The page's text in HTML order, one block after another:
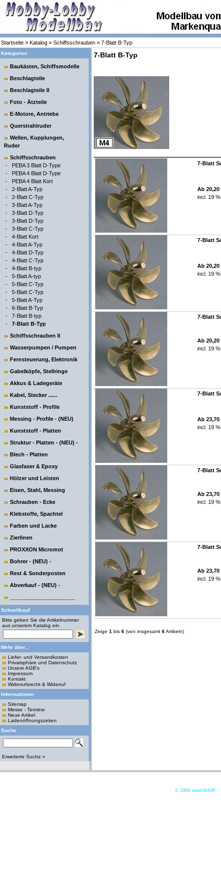
Startseite » Katalog » Schiffsschrauben » 7-Blatt B-Typ
Kategorien
Baukästen, Schiffsmodelle
Beschlagteile
Beschlagteile II
Foto - Ätzteile
E-Motore, Antriebe
Querstrahlruder
Wellen, Kupplungen,
Ruder
Schiffsschrauben
- PEBA 3 Blatt D-Type
- PEBA 4 Blatt D-Type
- PEBA 4 Blatt Kort
- 2-Blatt A-Typ
- 2-Blatt C-Typ
- 3-Blatt A-Typ
- 3-Blatt D-Typ
- 3-Blatt D-Typ
- 3-Blatt C-Typ
- 4-Blatt Kort
- 4-Blatt A-Typ
- 4-Blatt D-Typ
- 4-Blatt C-Typ
- 4-Blatt B-typ
- 5-Blatt A-typ
- 5-Blatt C-Typ
- 5-Blatt C-Typ
- 5-Blatt A-Typ
- 6-Blatt B-Typ
- 7-Blatt B-typ
- 7-Blatt B-Typ
Schiffsschrauben II
Wasserpumpen / Pumpen
Fernsteuerung, Elektronik
Gabelköpfe, Stellringe
Akkus & Ladegeräte
Kabel, Stecker ......
Kunststoff - Profile
Messing - Profile - (NEU)
Kunststoff - Platten
Struktur - Platten - (NEU) -
Blech - Platten
Glasfaser & Epoxy
Hölzer und Leisten
Eisen, Stahl, Messing
Schrauben - Ecke
Klebstoffe, Spachtel
Farben und Lacke
Zierlinen
PROXXON Micromot
Bohrer - (NEU) -
Rest & Sonderposten
Abverkauf - (NEU) -
Schnellkauf
Bitte geben Sie die Artikelnummer
aus unserem Katalog ein.
Mehr über...
Liefer- und Versandkosten
Privatsphäre und Datenschutz
Unsere AGB's
Impressum
Kontakt
Widerrufsrecht & Widerruf
Informationen
Sitemap
Messe - Termine
Neue Artikel
Ladenöffnungszeiten
Suche
Erweiterte Suche »
7-Blatt B-Typ
7-Blatt
Ab 20,20
incl. 19
7-Blatt
Ab 20,20
incl. 19
7-Blatt
Ab 20,20
incl. 19
7-Blatt
Ab 23,70
incl. 19
7-Blatt
Ab 23,70
incl. 19
7-Blatt
Ab 23,70
incl. 19
Zeige 1 bis 6 (von insgesamt 6Artikeln)
© 2006 xoomSHOP. -